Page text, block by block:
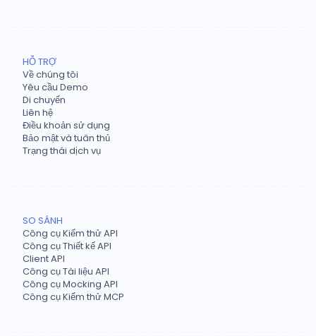
HỖ TRỢ
Về chúng tôi
Yêu cầu Demo
Di chuyển
Liên hệ
Điều khoản sử dụng
Bảo mật và tuân thủ
Trạng thái dịch vụ
SO SÁNH
Công cụ Kiểm thử API
Công cụ Thiết kế API
Client API
Công cụ Tài liệu API
Công cụ Mocking API
Công cụ Kiểm thử MCP